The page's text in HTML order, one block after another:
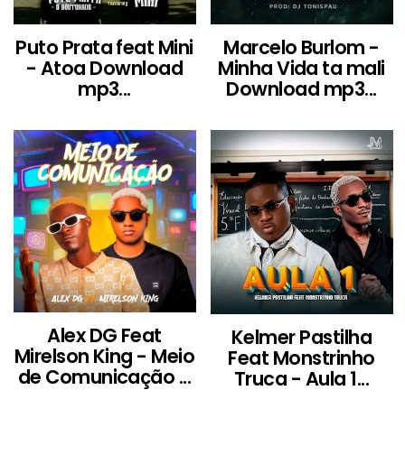
Puto Prata feat Mini
- Atoa Download
mp3...
Marcelo Burlom -
Minha Vida ta mali
Download mp3...
Alex DG Feat
Mirelson King - Meio
de Comunicação ...
Kelmer Pastilha
Feat Monstrinho
Truca - Aula 1...